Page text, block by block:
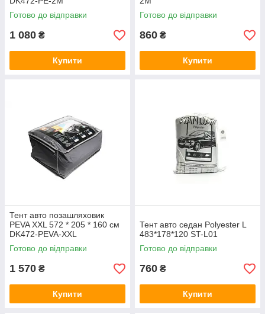
Готово до відправки
1 080 ₴
Купити
Готово до відправки
860 ₴
Купити
Тент авто позашляховик
PEVA XXL 572 * 205 * 160 см
DK472-PEVA-XXL
Готово до відправки
1 570 ₴
Купити
Тент авто седан Polyester L
483*178*120 ST-L01
Готово до відправки
760 ₴
Купити